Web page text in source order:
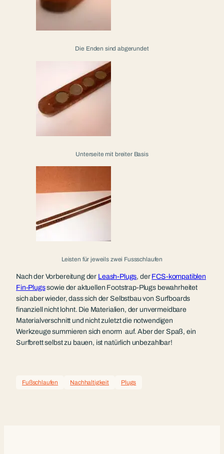
Die Enden sind abgerundet
Unterseite mit breiter Basis
Leisten für jeweils zwei Fussschlaufen
Nach der Vorbereitung der Leash-Plugs, der FCS-kompatiblen
Fin-Plugssowie der aktuellen Footstrap-Plugs bewahrheitet
sich aber wieder, dass sich der Selbstbau von Surfboards
finanziell nicht lohnt. Die Materialien, der unvermeidbare
Materialverschnitt und nicht zuletzt die notwendigen
Werkzeuge summieren sich enorm auf. Aber der Spaß, ein
Surfbrett selbst zu bauen, ist natürlich unbezahlbar!
Fußschlaufen Nachhaltigkeit Plugs